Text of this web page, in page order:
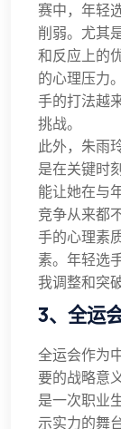
赛中，年轻
削弱。尤其
和反应上的
的心理压力
手的打法越
挑战。
此外，朱雨
是在关键时
能让她在与
竞争从来都
手的心理素
素。年轻选
我调整和突
3、全运
全运会作为
要的战略意
是一次职业
示实力的舞